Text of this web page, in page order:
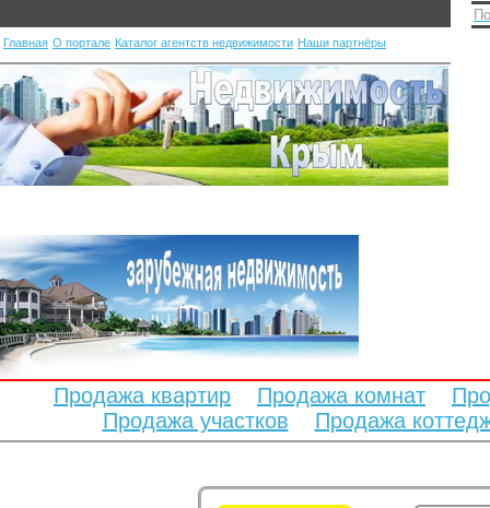
Главная О портале Каталог агентств недвижимости Наши партнёры
Продажа квартир Продажа комнат
Продажа участков
Продажа